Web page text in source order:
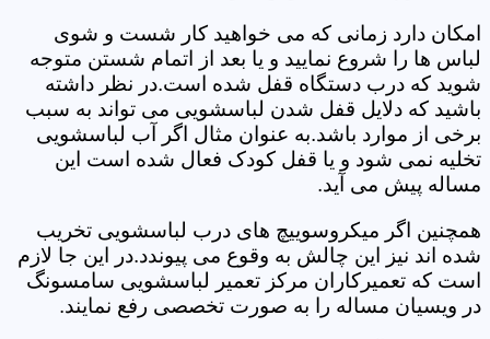
امکان دارد زمانی که می خواهید کار شست و شوی
لباس ها را شروع نمایید و یا بعد از اتمام شستن متوجه
شوید که درب دستگاه قفل شده است.در نظر داشته
باشید که دلایل قفل شدن لباسشویی می تواند به سبب
برخی از موارد باشد.به عنوان مثال اگر آب لباسشویی
تخلیه نمی شود و یا قفل کودک فعال شده است این
مساله پیش می آید.
همچنین اگر میکروسوییچ های درب لباسشویی تخریب
شده اند نیز این چالش به وقوع می پیوندد.در این جا لازم
است که تعمیرکاران مرکز تعمیر لباسشویی سامسونگ
در ویسیان مساله را به صورت تخصصی رفع نمایند.